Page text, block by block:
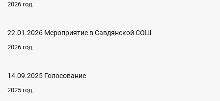
2026 год
22.01.2026 Мероприятие в Савдянской СОШ
2026 год
14.09.2025 Голосование
2025 год